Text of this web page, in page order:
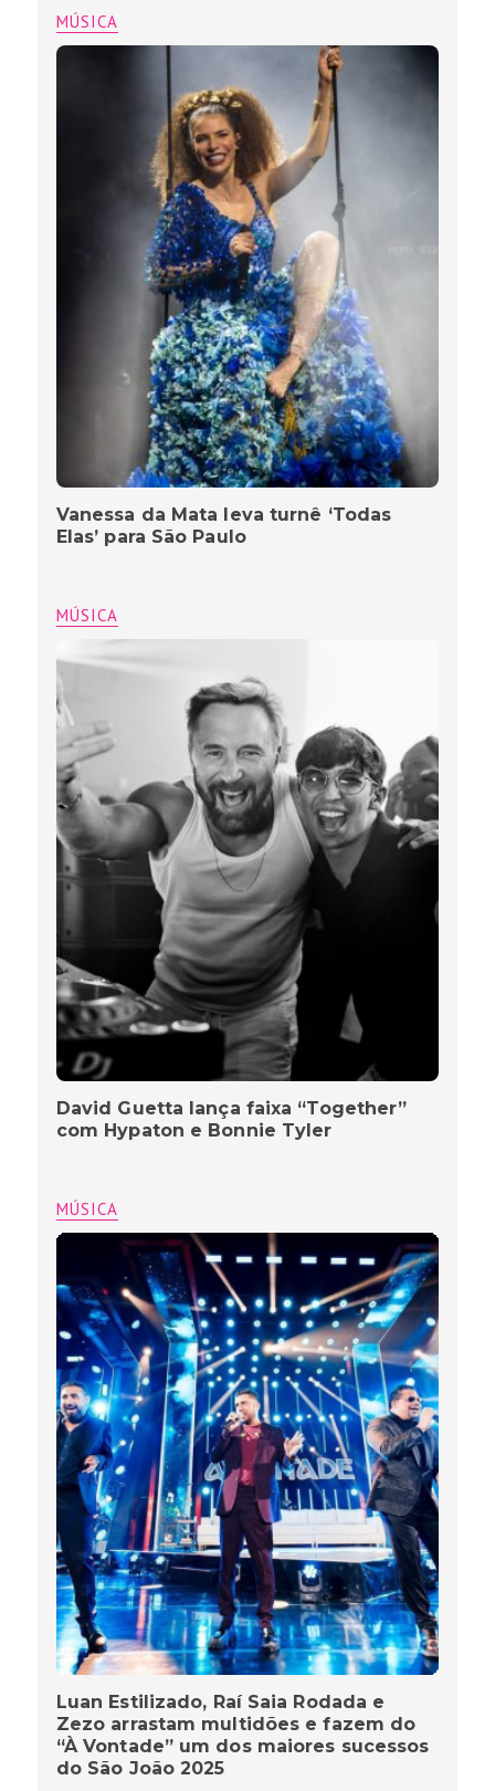
MÚSICA
Vanessa da Mata leva turnê ‘Todas
Elas’ para São Paulo
MÚSICA
David Guetta lança faixa “Together”
com Hypaton e Bonnie Tyler
MÚSICA
Luan Estilizado, Raí Saia Rodada e
Zezo arrastam multidões e fazem do
“À Vontade” um dos maiores sucessos
do São João 2025